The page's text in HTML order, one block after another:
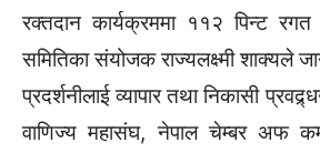
रक्तदान कार्यक्रममा ११२ पिन्ट
समितिका संयोजक राज्यलक्ष्मी शाक्यले
प्रदर्शनीलाई व्यापार तथा निकासी
वाणिज्य महासंघ, नेपाल चेम्बर अफ